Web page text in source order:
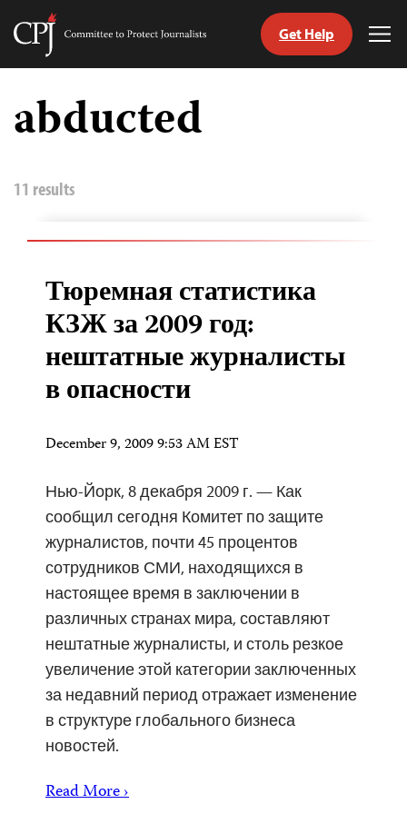
Skip
content
Committee
Journalists
Get Help
abducted
11 results
Тюремная статистика
КЗЖ за 2009 год:
нештатные журналисты
в опасности
December 9, 2009 9:53 AM EST
Нью-Йорк, 8 декабря 2009 г. — Как
сообщил сегодня Комитет по защите
журналистов, почти 45 процентов
сотрудников СМИ, находящихся в
настоящее время в заключении в
различных странах мира, составляют
нештатные журналисты, и столь резкое
увеличение этой категории заключенных
за недавний период отражает изменение
в структуре глобального бизнеса
новостей.
Read More ›